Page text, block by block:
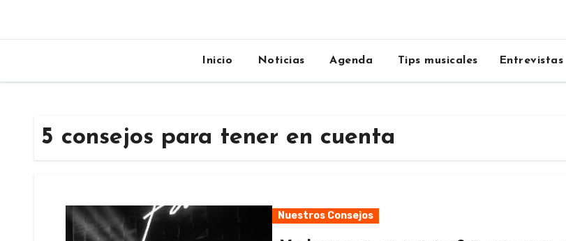
Inicio Noticias Agenda Tips musicales Entrevistas
5 consejos para tener en cuenta
Nuestros Consejos